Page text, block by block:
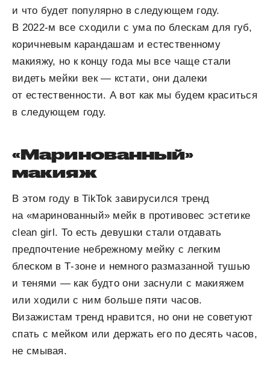
и что будет популярно в следующем году.
В 2022-м все сходили с ума по блескам для губ,
коричневым карандашам и естественному
макияжу, но к концу года мы все чаще стали
видеть мейки век — кстати, они далеки
от естественности. А вот как мы будем краситься
в следующем году.
«Маринованный»
макияж
В этом году в TikTok завирусился тренд
на «маринованный» мейк в противовес эстетике
clean girl. То есть девушки стали отдавать
предпочтение небрежному мейку с легким
блеском в Т-зоне и немного размазанной тушью
и тенями — как будто они заснули с макияжем
или ходили с ним больше пяти часов.
Визажистам тренд нравится, но они не советуют
спать с мейком или держать его по десять часов,
не смывая.